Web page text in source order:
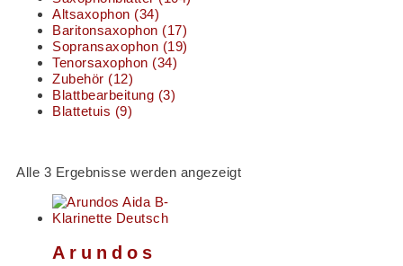
Altsaxophon (34)
Baritonsaxophon (17)
Sopransaxophon (19)
Tenorsaxophon (34)
Zubehör (12)
Blattbearbeitung (3)
Blattetuis (9)
Alle 3 Ergebnisse werden angezeigt
Arundos